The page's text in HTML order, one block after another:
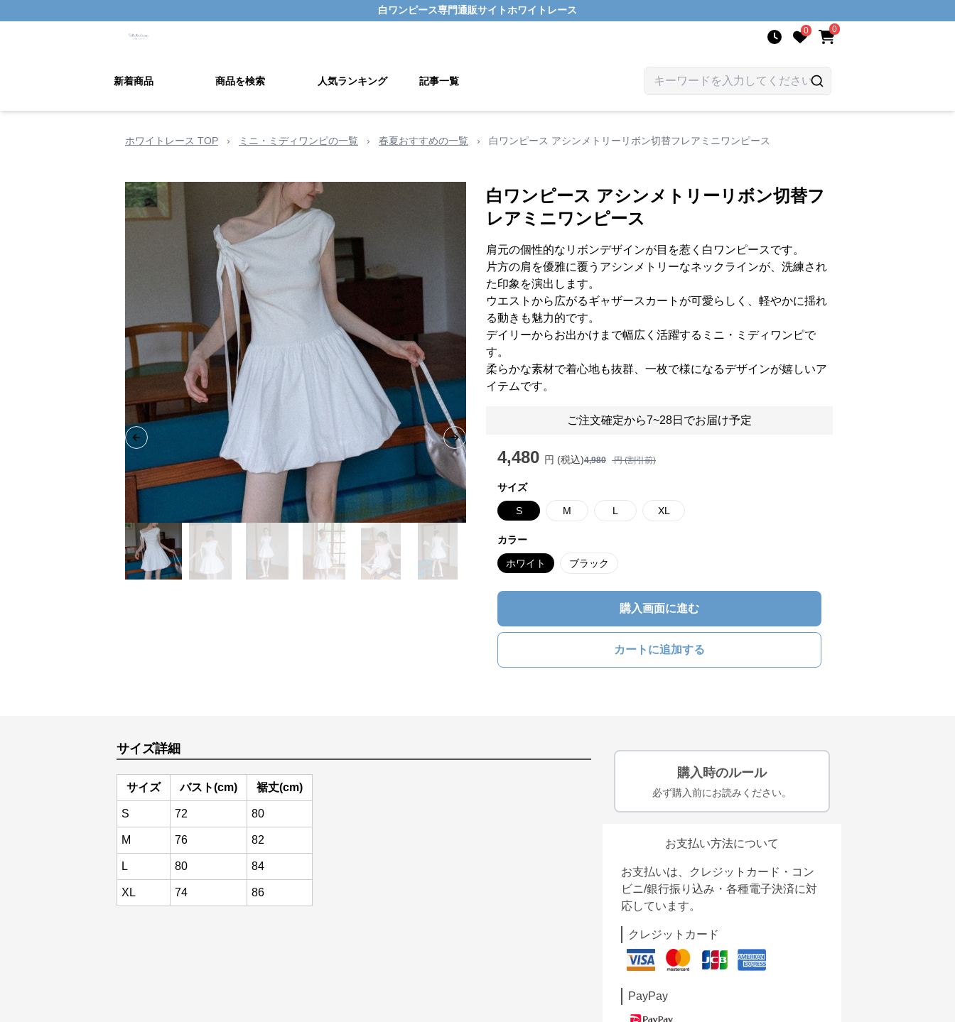
白ワンピース専門通販サイトホワイトレース
0 0
新着商品 商品を検索 人気ランキング 記事一覧
ホワイトレース TOP › ミニ・ミディワンピの一覧 › 春夏おすすめの一覧 › 白ワンピース アシンメトリーリボン切替フレアミニワンピース
Previous slide Next slide
白ワンピース アシンメトリーリボン切替フ
レアミニワンピース
肩元の個性的なリボンデザインが目を惹く白ワンピースです。
片方の肩を優雅に覆うアシンメトリーなネックラインが、洗練され
た印象を演出します。
ウエストから広がるギャザースカートが可愛らしく、軽やかに揺れ
る動きも魅力的です。
デイリーからお出かけまで幅広く活躍するミニ・ミディワンピで
す。
柔らかな素材で着心地も抜群、一枚で様になるデザインが嬉しいア
イテムです。
ご注文確定から7~28日でお届け予定
4,480 円 (税込)4,980 円 (割引前)
サイズ
S M L XL
カラー
ホワイト ブラック
購入画面に進む
カートに追加する
サイズ詳細
サイズ バスト(cm) 裾丈(cm)
S 72 80
M 76 82
L 80 84
XL 74 86
購入時のルール
必ず購入前にお読みください。
お支払い方法について
お支払いは、クレジットカード・コン
ビニ/銀行振り込み・各種電子決済に対
応しています。
クレジットカード
PayPay